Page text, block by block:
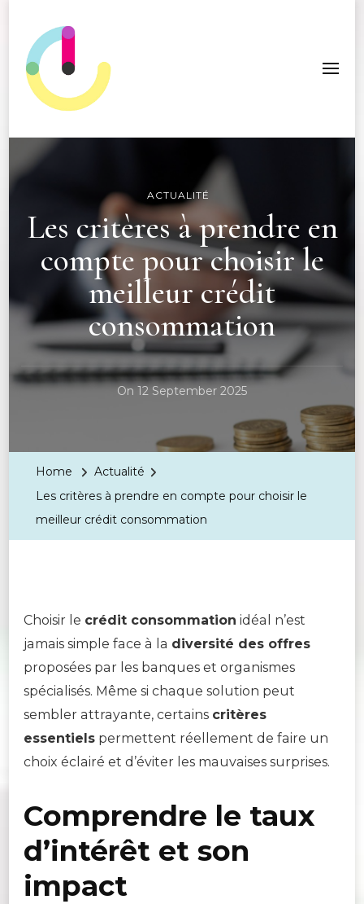
ICC Edition
ACTUALITÉ
Les critères à prendre en
compte pour choisir le
meilleur crédit
consommation
On 12 September 2025
Home
Actualité
Les critères à prendre en compte pour choisir le
meilleur crédit consommation
Choisir le crédit consommation idéal n’est
jamais simple face à la diversité des offres
proposées par les banques et organismes
spécialisés. Même si chaque solution peut
sembler attrayante, certains critères
essentiels permettent réellement de faire un
choix éclairé et d’éviter les mauvaises surprises.
Comprendre le taux
d’intérêt et son
impact